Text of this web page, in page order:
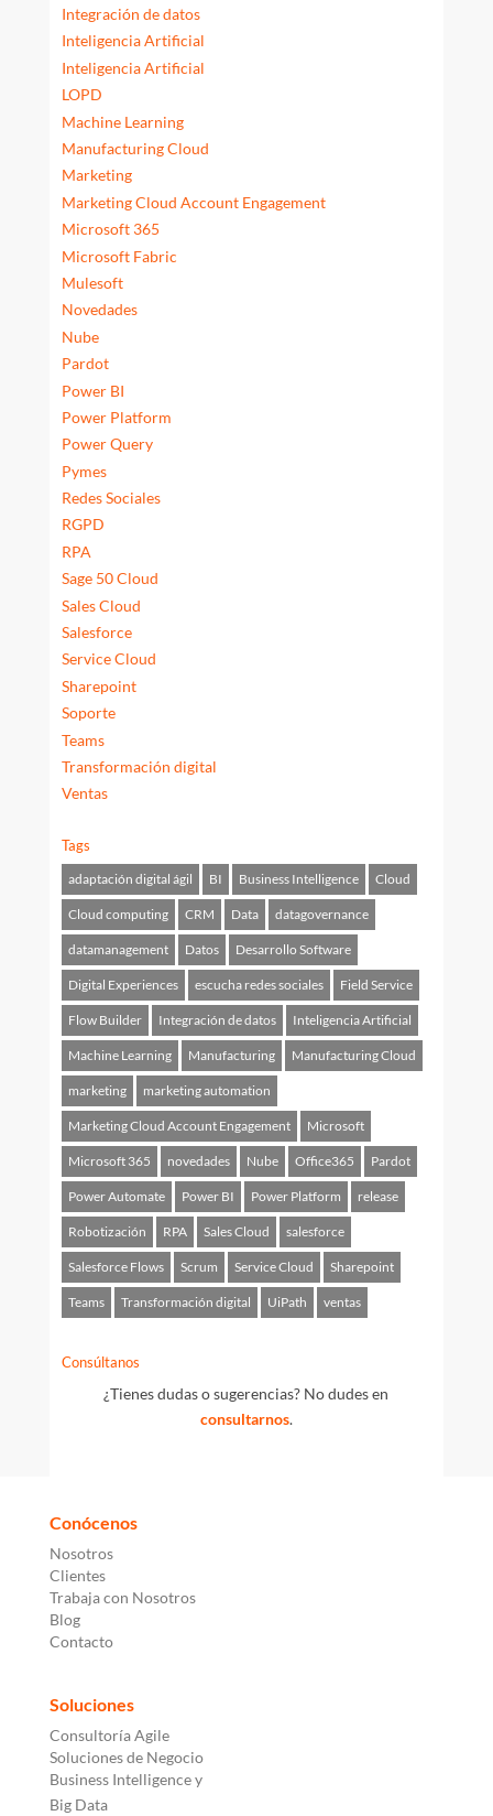
Integración de datos
Inteligencia Artificial
Inteligencia Artificial
LOPD
Machine Learning
Manufacturing Cloud
Marketing
Marketing Cloud Account Engagement
Microsoft 365
Microsoft Fabric
Mulesoft
Novedades
Nube
Pardot
Power BI
Power Platform
Power Query
Pymes
Redes Sociales
RGPD
RPA
Sage 50 Cloud
Sales Cloud
Salesforce
Service Cloud
Sharepoint
Soporte
Teams
Transformación digital
Ventas
Tags
adaptación digital ágil BI Business Intelligence Cloud
Cloud computing CRM Data datagovernance
datamanagement Datos Desarrollo Software
Digital Experiences escucha redes sociales Field Service
Flow Builder Integración de datos Inteligencia Artificial
Machine Learning Manufacturing Manufacturing Cloud
marketing marketing automation
Marketing Cloud Account Engagement Microsoft
Microsoft 365 novedades Nube Office365 Pardot
Power Automate Power BI Power Platform release
Robotización RPA Sales Cloud salesforce
Salesforce Flows Scrum Service Cloud Sharepoint
Teams Transformación digital UiPath ventas
Consúltanos
¿Tienes dudas o sugerencias? No dudes en
consultarnos.
Conócenos
Nosotros
Clientes
Trabaja con Nosotros
Blog
Contacto
Soluciones
Consultoría Agile
Soluciones de Negocio
Business Intelligence y
Big Data